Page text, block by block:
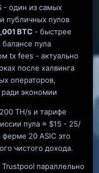
- один из самых
публичных пулов
BTC - быстрее
пула
tx fees - актуально
после халвинга
операторов,
ради экономии
TH/s и тарифе
пула ≈ $15 - 25/
20 ASIC это
чистого дохода.
параллельно